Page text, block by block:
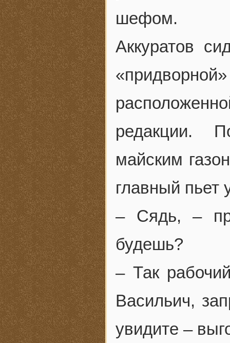
шефом.
Аккуратов
редакции.
майским
главный пьет
– Сядь, –
будешь?
– Так
Васильич,
увидите –